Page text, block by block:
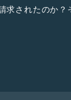
求されたのか
感じの読み間